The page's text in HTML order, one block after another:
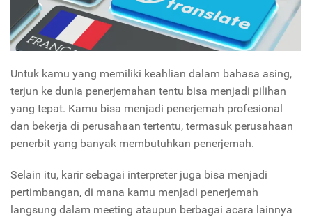
Untuk kamu yang memiliki keahlian dalam bahasa asing,
terjun ke dunia penerjemahan tentu bisa menjadi pilihan
yang tepat. Kamu bisa menjadi penerjemah profesional
dan bekerja di perusahaan tertentu, termasuk perusahaan
penerbit yang banyak membutuhkan penerjemah.
Selain itu, karir sebagai interpreter juga bisa menjadi
pertimbangan, di mana kamu menjadi penerjemah
langsung dalam meeting ataupun berbagai acara lainnya